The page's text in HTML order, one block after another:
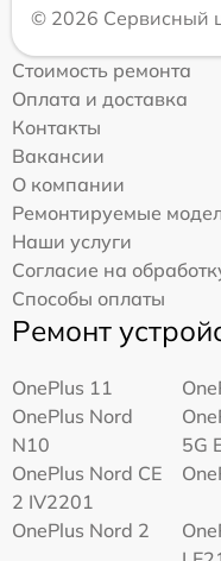
© 2026 Сервисный
Стоимость ремонта
Оплата и доставка
Контакты
Вакансии
О компании
Ремонтируемые
Наши услуги
Согласие на
Способы оплаты
Ремонт
OnePlus 11
OnePlus Nord
N10
5G
OnePlus Nord CE
2 IV2201
OnePlus Nord 2